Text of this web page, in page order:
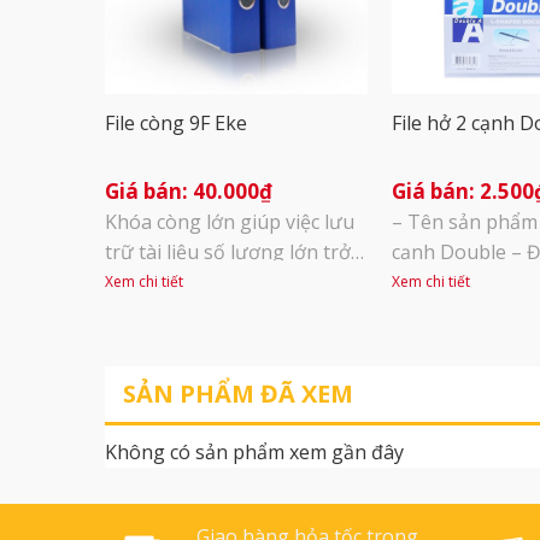
File còng 9F Eke
40.000₫
Khóa còng lớn giúp việc lưu
trữ tài liệu số lượng lớn trở
nên dễ dàng và tiện lợi. Kẹp
lệch khi đóng/mở, thao tác
đơn giản. Lỗ tròn sau gáy
tiện lợi cho việc sắp xếp và
sử dụng. Chắc chắn và tinh
Xem chi tiết
File hở 2 cạnh
2.500
– Tên sản phẩm
cạnh Double –
12 chiếc – Với
sát giấy tờ
Xem chi tiết
SẢN PHẨM ĐÃ XEM
Không có sản phẩm xem gần đây